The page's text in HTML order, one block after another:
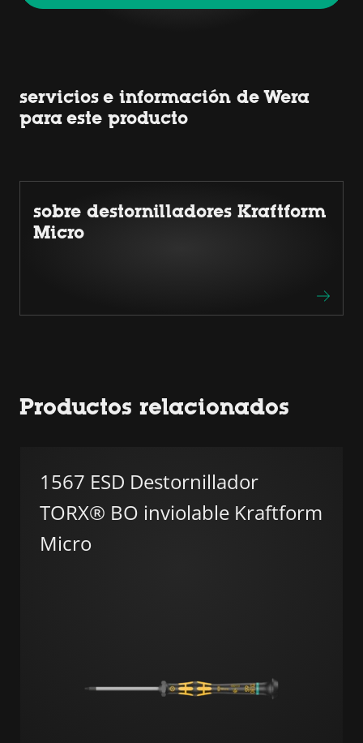
servicios e información de Wera
para este producto
sobre destornilladores Kraftform
Micro
Productos relacionados
1567 ESD Destornillador
TORX® BO inviolable Kraftform
Micro